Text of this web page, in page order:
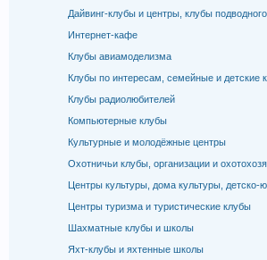
Дайвинг-клубы и центры, клубы
Интернет-кафе
Клубы авиамоделизма
Клубы по интересам, семейные и детские
Клубы радиолюбителей
Компьютерные клубы
Культурные и молодёжные центры
Охотничьи клубы, организации и
Центры культуры, дома культуры, детско-
Центры туризма и туристические клубы
Шахматные клубы и школы
Яхт-клубы и яхтенные школы